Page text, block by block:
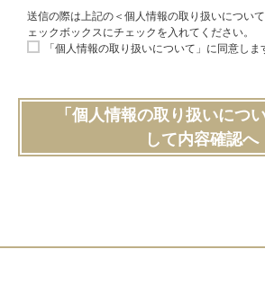
送信の際は上記の＜個人情報の取り扱いについ
ェックボックスにチェックを入れてください。
「個人情報の取り扱いについて」に同意しま
「個人情報の取り扱いにつ
して内容確認へ